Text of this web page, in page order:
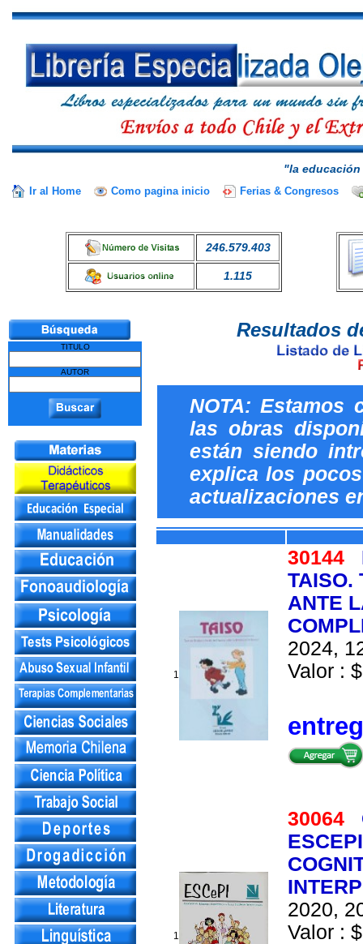
"la
Ir al Home Como pagina inicio Ferias & Congresos
246.579.403
1.115
TITULO
AUTOR
Resultados
NOTA: Estamos
las obras
están siendo
explica los
actualizaciones
1
30144
TAISO.
ANTE
2024,
Valor :
1
30064
2020,
Valor :